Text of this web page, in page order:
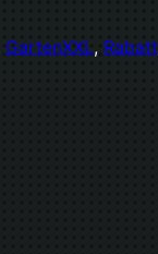
GartenXXL, Rabatt